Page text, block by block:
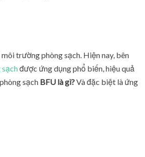
trường phòng sạch. Hiện nay, bên
được ứng dụng phổ biến, hiệu quả
sạch BFU là gì?Và đặc biệt là ứng